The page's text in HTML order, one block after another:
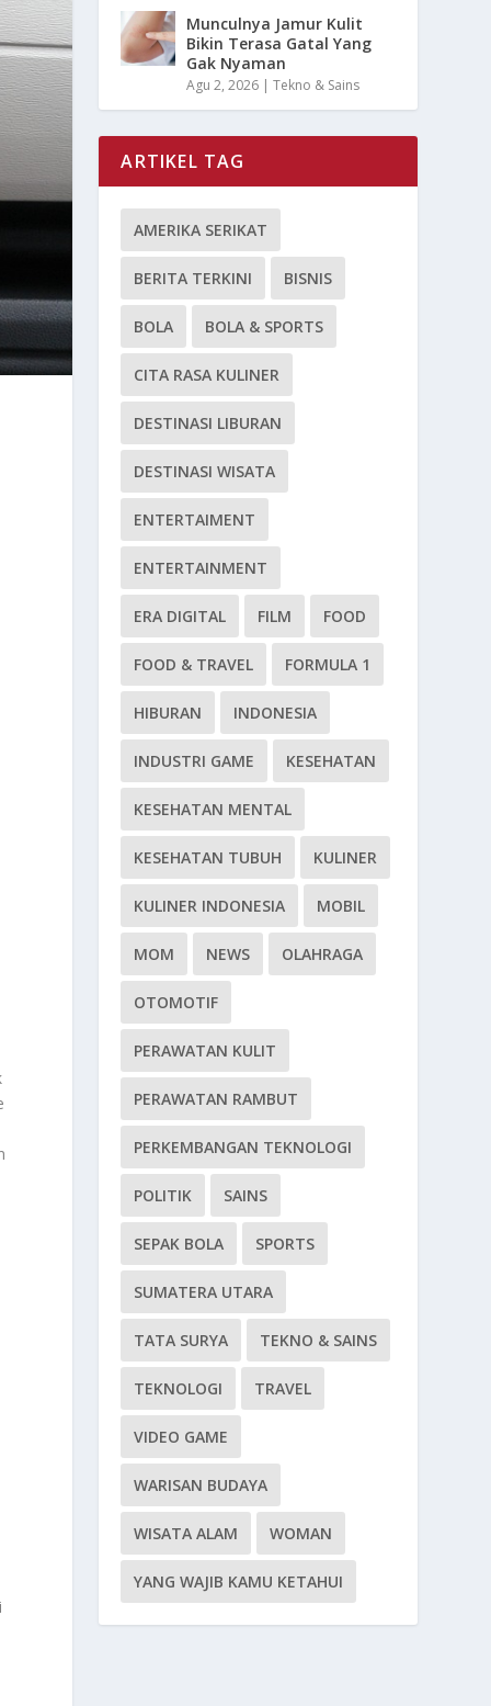
Munculnya Jamur Kulit
Bikin Terasa Gatal Yang
Gak Nyaman
Agu 2, 2026 |Tekno & Sains
ARTIKEL TAG
AMERIKA SERIKAT
BERITA TERKINI BISNIS
BOLA BOLA & SPORTS
CITA RASA KULINER
DESTINASI LIBURAN
DESTINASI WISATA
ENTERTAIMENT
ENTERTAINMENT
ERA DIGITAL FILM FOOD
FOOD & TRAVEL FORMULA 1
HIBURAN INDONESIA
INDUSTRI GAME KESEHATAN
KESEHATAN MENTAL
KESEHATAN TUBUH KULINER
KULINER INDONESIA MOBIL
MOM NEWS OLAHRAGA
OTOMOTIF
PERAWATAN KULIT
PERAWATAN RAMBUT
PERKEMBANGAN TEKNOLOGI
POLITIK SAINS
SEPAK BOLA SPORTS
SUMATERA UTARA
TATA SURYA TEKNO & SAINS
TEKNOLOGI TRAVEL
VIDEO GAME
WARISAN BUDAYA
WISATA ALAM WOMAN
YANG WAJIB KAMU KETAHUI